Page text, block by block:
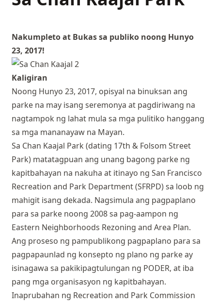
Nakumpleto at Bukas sa publiko noong Hunyo
23, 2017!
Kaligiran
Noong Hunyo 23, 2017, opisyal na binuksan ang
parke na may isang seremonya at pagdiriwang na
nagtampok ng lahat mula sa mga pulitiko hanggang
sa mga mananayaw na Mayan.
Sa Chan Kaajal Park (dating 17th & Folsom Street
Park) matatagpuan ang unang bagong parke ng
kapitbahayan na nakuha at itinayo ng San Francisco
Recreation and Park Department (SFRPD) sa loob ng
mahigit isang dekada. Nagsimula ang pagpaplano
para sa parke noong 2008 sa pag-aampon ng
Eastern Neighborhoods Rezoning and Area Plan.
Ang proseso ng pampublikong pagpaplano para sa
pagpapaunlad ng konsepto ng plano ng parke ay
isinagawa sa pakikipagtulungan ng PODER, at iba
pang mga organisasyon ng kapitbahayan.
Inaprubahan ng Recreation and Park Commission